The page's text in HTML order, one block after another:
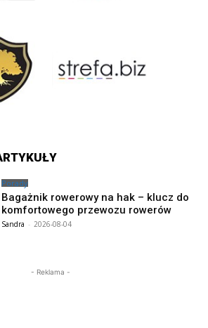
Porady
Bagażnik rowerowy na hak – klucz do
komfortowego przewozu rowerów
Sandra - 2026-08-04
- Reklama -